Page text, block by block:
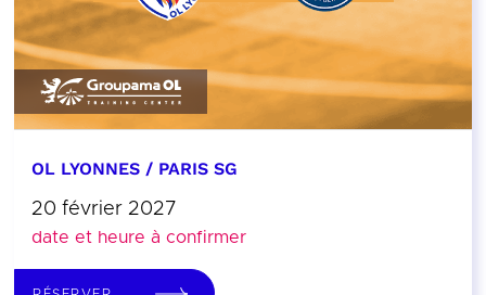
OL LYONNES / PARIS SG
20 février 2027
date et heure à confirmer